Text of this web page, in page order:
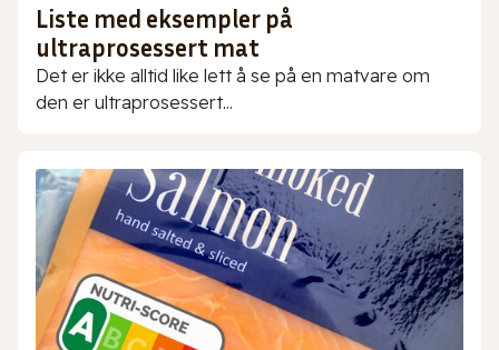
Liste med eksempler på
ultraprosessert mat
Det er ikke alltid like lett å se på en matvare om
den er ultraprosessert...